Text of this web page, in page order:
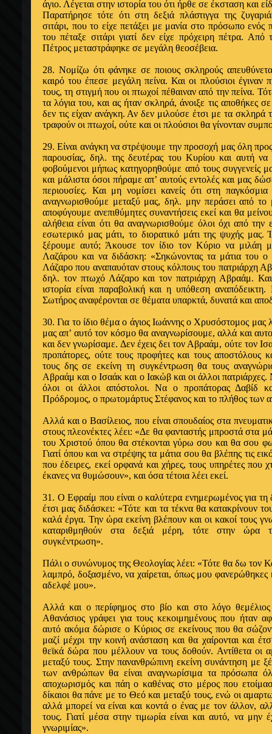
άγιο. Λέγεται στην ιστορία του ότι ήρ­θε σε έκσταση και
Παρατήρησε τότε ότι στη δεξιά πλάστιγγα της
σιτάρι, που το είχε πετάξει με μανία στο πρόσωπο ενός
του πέταξε σιτάρι γιατί δεν είχε πρόχειρη πέτρα.
Πέτρος μεταστράφηκε σε μεγά­λη θεοσέβεια.
28. Νομίζω ότι φάνηκε σε ποιους σκληρούς
καιρό του έπεσε μεγάλη πείνα. Και οι πλούσιοι έγιναν
τους, τη στιγμή που οι πτωχοί πέθαιναν από την πείνα.
τα λόγια του, και ας ήταν σκληρά, άνοιξε τις αποθήκες
δεν τις είχαν ανάγκη. Αν δεν μιλού­σε έτσι με τα
τραφούν οι πτωχοί, ούτε και οι πλούσιοι θα γίνονταν
29. Είναι ανάγκη να στρέψουμε την προσοχή μας όλη
πα­ρουσίας, δηλ. της δευτέρας του Κυρίου και αυτή να
φοβούμενοι μή­πως κατηγορηθούμε από τους συγγενείς
και μάλιστα όσοι πήραμε απ’ αυτούς εντολές και μας
περιουσίες. Και μη νομίσει κα­νείς ότι στη
αναγνωρισθούμε μεταξύ μας, δηλ. μην περά­σει από το
αποφύγουμε ανεπιθύμητες συναντήσεις εκεί και θα
αλήθεια είναι ότι θα αναγνωρισθούμε όλοι όχι από
εσωτερικό μας μάτι, το διορατικό μάτι της ψυχής
ξέρουμε αυτό; Άκουσε τον ίδιο τον Κύριο να μιλάη
Λαζάρου και να διδάσκη: «Σηκώνοντας τα μάτια του ο
Λάζαρο που αναπαυόταν στους κόλπους του πατριάρχη
δηλ. τον πτωχό Λάζα­ρο και τον πατριάρχη Αβραάμ.
ιστορία είναι παραβολική και η υπόθεση αναπόδεικτη.
Σωτήρος αναφέρονται σε θέματα υπαρκτά, δυνατά και
30. Για το ίδιο θέμα ο άγιος Ιωάννης ο Χρυ­σόστομος μας
μας απ’ αυτό τον κόσμο θα αναγνωρίσουμε, αλλά και
και δεν γνωρίσαμε. Δεν έχεις δει τον Αβραάμ, ούτε τον
προπάτορες, ού­τε τους προφήτες και τους αποστόλους
τους δης σε εκείνη τη συ­γκέντρωση θα τους
Αβραάμ και ο Ισαάκ και ο Ιακώβ και οι άλλοι
όλοι οι άλλοι απόστολοι. Να ο προπάτορας Δαβίδ
Πρόδρομος, ο πρωτομάρτυς Στέφανος και το πλήθος των
Αλλά και ο Βασίλειος, που είναι σπουδαίος στα
στους πλεονέκτες λέει: «Δε θα φανταστής μπρο­στά στα
του Χριστού όπου θα στέκονται γύρω σου και θα σου
Γιατί όπου και να στρέψης τα μάτια σου θα βλέπης τις
που έδειρες, εκεί ορφα­νά και χήρες, τους υπηρέτες που
έκανες να θυμώσουν», και όσα τέτοια λέει εκεί.
31. Ο Εφραίμ που είναι ο καλύτερα ενημερω­μένος για
έτσι μας διδάσκει: «Τότε και τα τέκνα θα κατακρίνουν
καλά έργα. Την ώρα εκείνη βλέπουν και οι κακοί τους
καταριθμηθούν στα δεξιά μέρη, τότε στην ώρα
συγκέντρωση».
Πάλι ο συνώνυμος της Θεολογίας λέει: «Τότε θα δω τον
λα­μπρό, δοξασμένο, να χαίρεται, όπως μου φανερώ­θηκες
αδελφέ μου».
Αλλά και ο περίφημος στο βίο και στο λόγο
Αθανάσιος γράφει για τους κεκοιμημένους που ήταν
αυτό ακόμα δώρισε ο Κύριος σε εκείνους που θα
μαζί μέχρι την κοινή ανάσταση και θα χαίρονται και
θεϊκά δώρα που μέλλουν να τους δοθούν. Αντίθε­τα οι
μεταξύ τους. Στην πανανθρώπινη εκείνη συνάντηση με
των ανθρώπων θα είναι αναγνωρίσιμα τα πρόσωπα
αποχωρισμός και πάη ο καθέ­νας στο μέρος που
δίκαιοι θα πάνε με το Θεό και μεταξύ τους, ενώ οι
αλλά μπορεί να είναι και κοντά ο ένας με τον άλλον,
τους. Γιατί μέσα στην τιμωρία είναι και αυτό, να μην
γνωριμίας».